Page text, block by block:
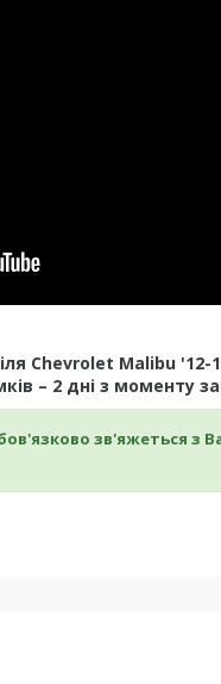
Chevrolet Malibu '12-
– 2 дні з моменту
зв'яжеться з